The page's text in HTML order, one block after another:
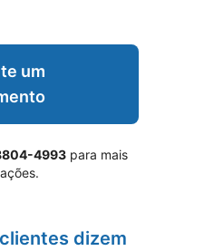
um
4993 para mais
dizem